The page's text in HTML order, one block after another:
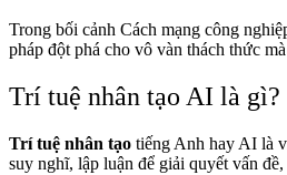
Trong bối cảnh Cách mạng công
pháp đột phá cho vô vàn thách thức
Trí tuệ nhân tạo AI là gì?
Trí tuệ nhân tạo tiếng Anh hay AI là
suy nghĩ, lập luận để giải quyết vấn